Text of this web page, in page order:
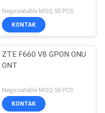
Negociatable MOQ:50 PCS
KONTAK
ZTE F660 V8 GPON ONU
ONT
Negociatable MOQ:50 PCS
KONTAK